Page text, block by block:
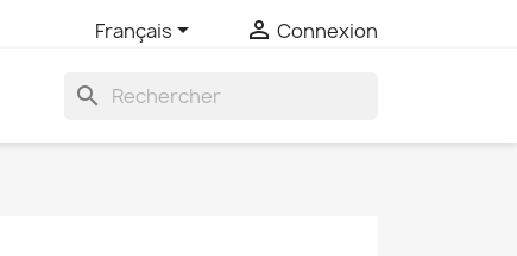
Français  Connexion
search